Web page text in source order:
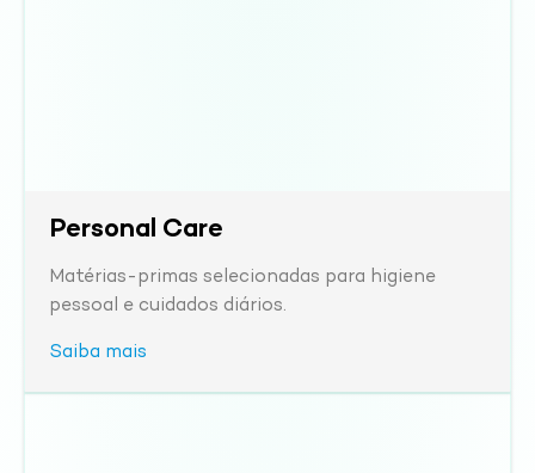
Personal Care
Matérias-primas selecionadas para higiene
pessoal e cuidados diários.
Saiba mais